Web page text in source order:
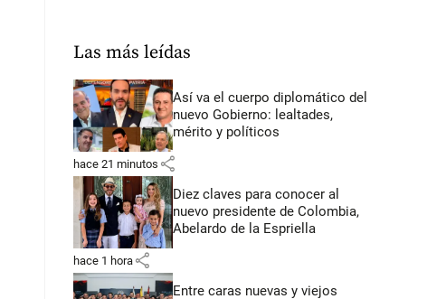
Las más leídas
Así va el cuerpo diplomático del
nuevo Gobierno: lealtades,
mérito y políticos
hace 21 minutos share
Diez claves para conocer al
nuevo presidente de Colombia,
Abelardo de la Espriella
hace 1 hora share
Entre caras nuevas y viejos